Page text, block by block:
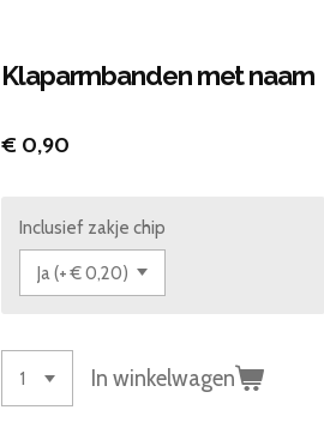
Klaparmbanden met naam
€ 0,90
Inclusief zakje chip
In winkelwagen